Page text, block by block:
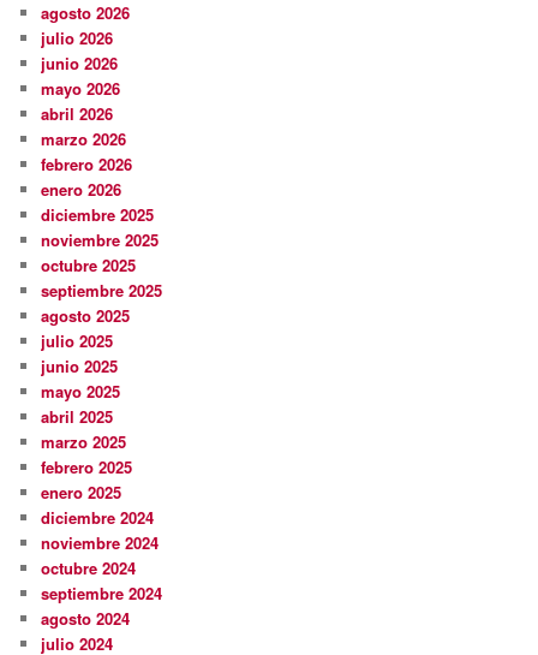
agosto 2026
julio 2026
junio 2026
mayo 2026
abril 2026
marzo 2026
febrero 2026
enero 2026
diciembre 2025
noviembre 2025
octubre 2025
septiembre 2025
agosto 2025
julio 2025
junio 2025
mayo 2025
abril 2025
marzo 2025
febrero 2025
enero 2025
diciembre 2024
noviembre 2024
octubre 2024
septiembre 2024
agosto 2024
julio 2024